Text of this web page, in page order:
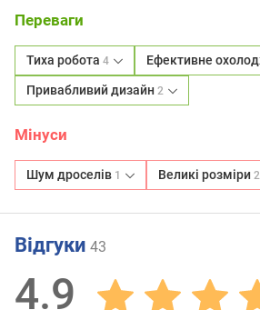
Переваги
Тиха робота 4 Ефективне
Привабливий дизайн 2
Мінуси
Шум дроселів 1 Великі розміри2
Відгуки 43
4.9